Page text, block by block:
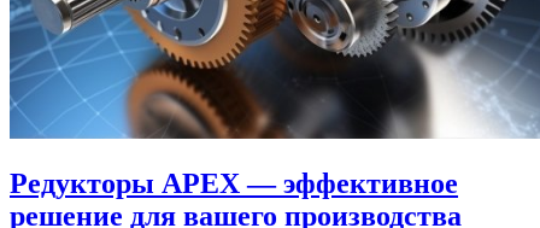
Редукторы APEX — эффективное
решение для вашего производства